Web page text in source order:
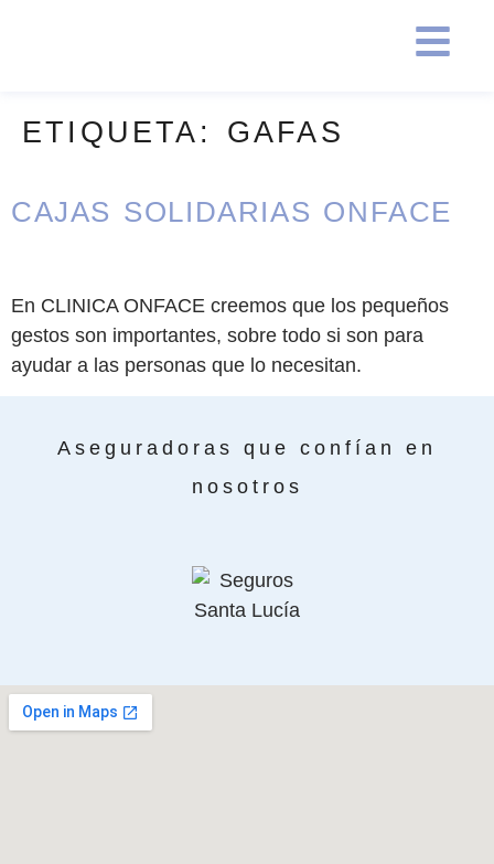
ETIQUETA: GAFAS
CAJAS SOLIDARIAS ONFACE
En CLINICA ONFACE creemos que los pequeños
gestos son importantes, sobre todo si son para
ayudar a las personas que lo necesitan.
Aseguradoras que confían en
nosotros